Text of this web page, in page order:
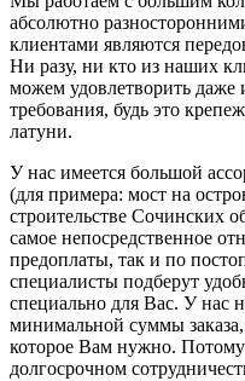
абсолютно
клиентами являются
Ни разу, ни кто из наших
можем удовлетворить даже
требования, будь это
латуни.
У нас имеется большой
(для примера: мост на
строительстве Сочинских
самое непосредственное
предоплаты, так и по
специалисты подберут
специально для Вас. У нас
минимальной суммы
которое Вам нужно.
долгосрочном